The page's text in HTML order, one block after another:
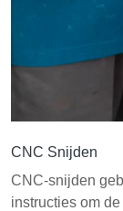
CNC Snijden
CNC-snijden
instructies om